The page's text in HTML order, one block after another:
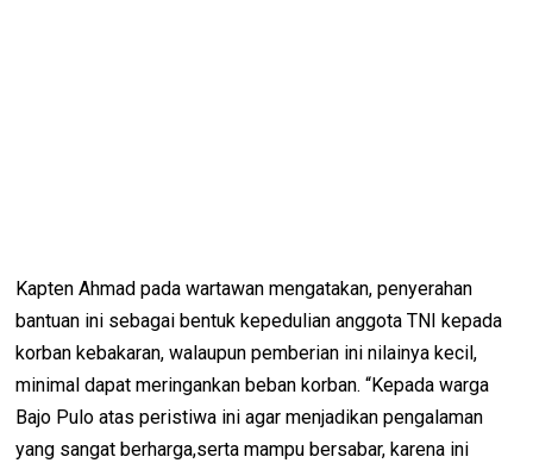
Kapten Ahmad pada wartawan mengatakan, penyerahan
bantuan ini sebagai bentuk kepedulian anggota TNI kepada
korban kebakaran, walaupun pemberian ini nilainya kecil,
minimal dapat meringankan beban korban. “Kepada warga
Bajo Pulo atas peristiwa ini agar menjadikan pengalaman
yang sangat berharga,serta mampu bersabar, karena ini